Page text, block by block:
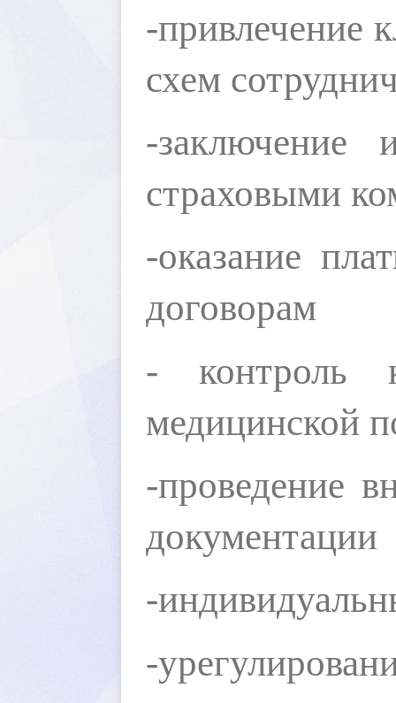
-привлечение
схем
-заключение
страховыми
-оказание
договорам
- контроль
медицинской
-проведение
документации
-
-